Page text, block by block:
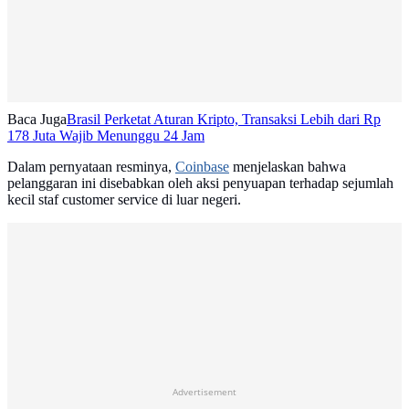
Baca JugaBrasil Perketat Aturan Kripto, Transaksi Lebih dari Rp
178 Juta Wajib Menunggu 24 Jam
Dalam pernyataan resminya, Coinbase menjelaskan bahwa
pelanggaran ini disebabkan oleh aksi penyuapan terhadap sejumlah
kecil staf customer service di luar negeri.
Advertisement